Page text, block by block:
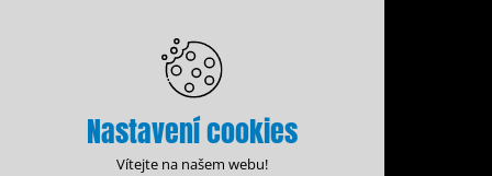
Nastavení cookies
Vítejte na našem webu!